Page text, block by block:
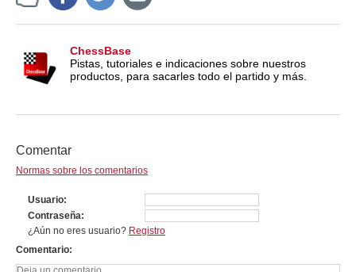
ChessBase
Pistas, tutoriales e indicaciones sobre nuestros
productos, para sacarles todo el partido y más.
Comentar
Normas sobre los comentarios
Usuario
Contraseña
¿Aún no eres usuario? Registro
Comentario